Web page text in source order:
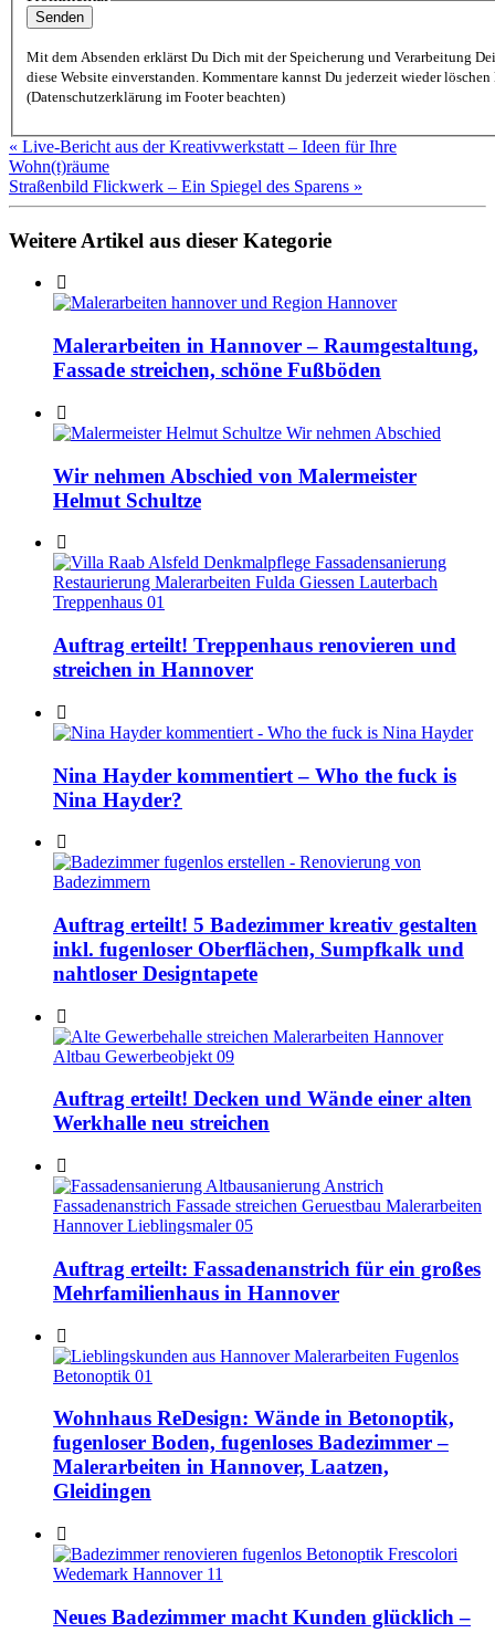
Mit dem Absenden erklärst Du Dich mit der Speicherung und Verarbeitung
diese Website einverstanden. Kommentare kannst Du jederzeit wieder löschen lassen
(Datenschutzerklärung im Footer beachten)
« Live-Bericht aus der Kreativwerkstatt – Ideen für Ihre
Wohn(t)räume
Straßenbild Flickwerk – Ein Spiegel des Sparens »
Weitere Artikel aus dieser Kategorie
Malerarbeiten in Hannover – Raumgestaltung,
Fassade streichen, schöne Fußböden
Wir nehmen Abschied von Malermeister
Helmut Schultze
Auftrag erteilt! Treppenhaus renovieren und
streichen in Hannover
Nina Hayder kommentiert – Who the fuck is
Nina Hayder?
Auftrag erteilt! 5 Badezimmer kreativ gestalten
inkl. fugenloser Oberflächen, Sumpfkalk und
nahtloser Designtapete
Auftrag erteilt! Decken und Wände einer alten
Werkhalle neu streichen
Auftrag erteilt: Fassadenanstrich für ein großes
Mehrfamilienhaus in Hannover
Wohnhaus ReDesign: Wände in Betonoptik,
fugenloser Boden, fugenloses Badezimmer –
Malerarbeiten in Hannover, Laatzen,
Gleidingen
Neues Badezimmer macht Kunden glücklich –